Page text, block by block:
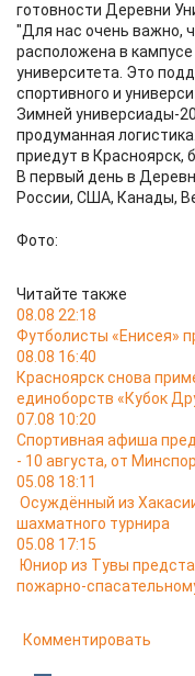
готовности Деревни
"Для нас очень важно,
расположена в
университета. Это
спортивного и
Зимней универсиады-
продуманная
приедут в Красноярск,
В первый день в
России, США, Канады,
Фото:
Читайте также
08.08 22:18
Футболисты «Енисея»
08.08 16:40
Красноярск снова
единоборств «Кубок
07.08 10:20
Спортивная афиша
- 10 августа, от
05.08 18:11
Осуждённый из
шахматного турнира
05.08 17:15
Юниор из Тувы
пожарно-
Комментировать